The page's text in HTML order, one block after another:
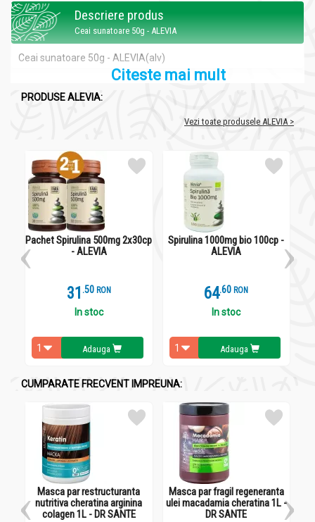
Descriere produs
Ceai sunatoare 50g - ALEVIA
Ceai sunatoare 50g - ALEVIA(alv)
Citeste mai mult
PRODUSE ALEVIA:
Vezi toate produsele ALEVIA >
Pachet Spirulina 500mg 2x30cp
- ALEVIA
31 .5 RON
In stoc
Adauga
Spirulina 1000mg bio 100cp -
ALEVIA
64.6 RON
In stoc
Adauga
CUMPARATE FRECVENT IMPREUNA:
Masca par restructuranta
nutritiva cheratina arginina
colagen 1L - DR SANTE
Masca par fragil regeneranta
ulei macadamia cheratina 1L -
DR SANTE